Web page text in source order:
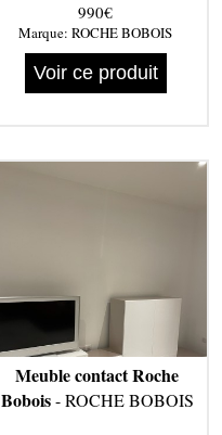
990€
Marque: ROCHE BOBOIS
Voir ce produit
Meuble contact Roche
Bobois- ROCHE BOBOIS